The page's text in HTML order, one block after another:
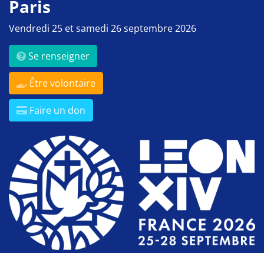
Paris
Vendredi 25 et samedi 26 septembre 2026
Se renseigner
Être volontaire
Faire un don